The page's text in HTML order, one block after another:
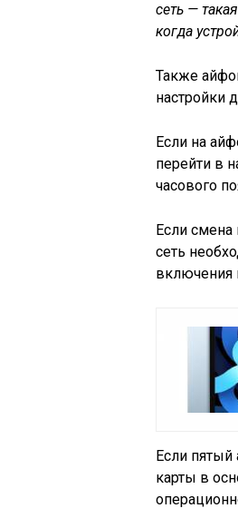
сеть —
когда
Также
настройки
Если на
перейти в
часового
Если смена
сеть
включения
Если пятый
карты в